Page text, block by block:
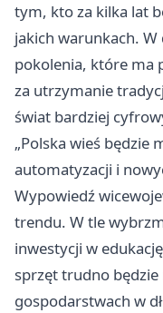
tym, kto za kilka lat
jakich warunkach. W
pokolenia, które ma
za utrzymanie
świat bardziej
„Polska wieś będzie
automatyzacji i
Wypowiedź
trendu. W tle
inwestycji w
sprzęt trudno
gospodarstwach w